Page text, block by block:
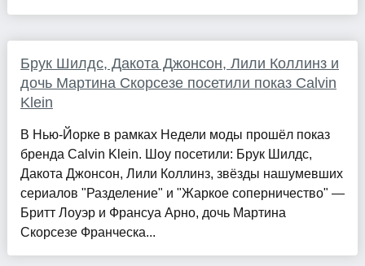
Брук Шилдс, Дакота Джонсон, Лили Коллинз и
дочь Мартина Скорсезе посетили показ Calvin
Klein
В Нью-Йорке в рамках Недели моды прошёл показ
бренда Calvin Klein. Шоу посетили: Брук Шилдс,
Дакота Джонсон, Лили Коллинз, звёзды нашумевших
сериалов "Разделение" и "Жаркое соперничество" —
Бритт Лоуэр и Франсуа Арно, дочь Мартина
Скорсезе Франческа...